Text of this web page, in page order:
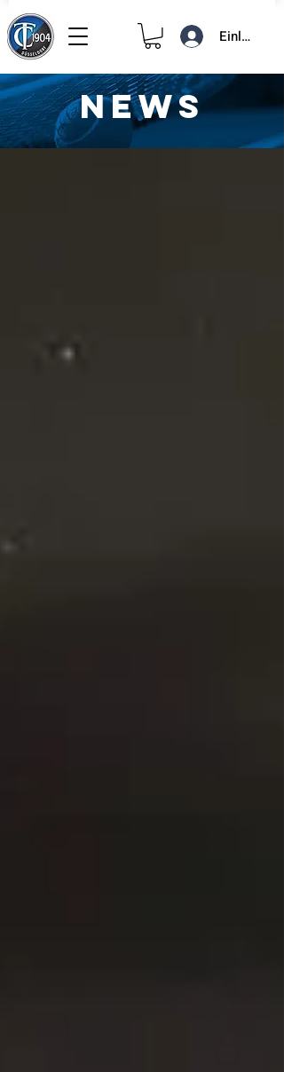
Einloggen
NEWS